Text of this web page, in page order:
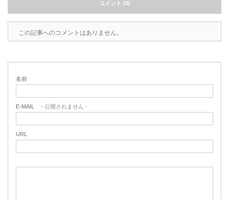
コメント (0)
この記事へのコメントはありません。
名前
E-MAIL - 公開されません -
URL